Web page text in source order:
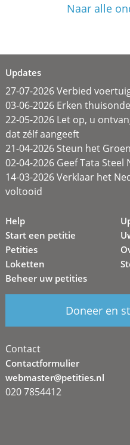
Naar alle
Updates
27-07-2026 Verbied
03-06-2026 Erken
22-05-2026 Let op, u
dat zélf aangeeft
21-04-2026 Steun het
02-04-2026 Geef Tata
14-03-2026 Verklaar het
voltooid
Help
Start een petitie
Petities
Loketten
Beheer uw petities
Doneer en
Contact
Contactformulier
webmaster@petities.nl
020 7854412